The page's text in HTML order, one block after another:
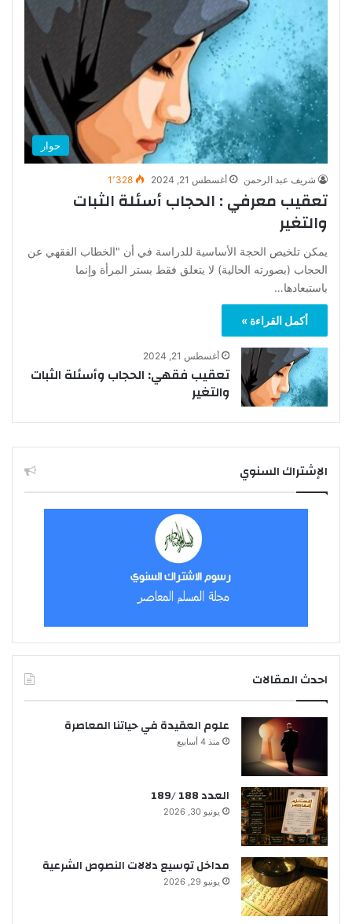
حوار
شريف عبد الرحمن أغسطس 21, 2024 1٬328
تعقيب معرفي : الحجاب أسئلة الثبات
والتغير
يمكن تلخيص الحجة الأساسية للدراسة في أن "الخطاب الفقهي عن
الحجاب (بصورته الحالية) لا يتعلق فقط بستر المرأة وإنما
باستبعادها…
أكمل القراءة »
أغسطس 21, 2024
تعقيب فقهي: الحجاب وأسئلة الثبات
والتغير
الإشتراك السنوي
احدث المقالات
علوم العقيدة في حياتنا المعاصرة
منذ 4 أسابيع
العدد 188 /189
يونيو 30, 2026
مداخل توسيع دلالات النصوص الشرعية
يونيو 29, 2026